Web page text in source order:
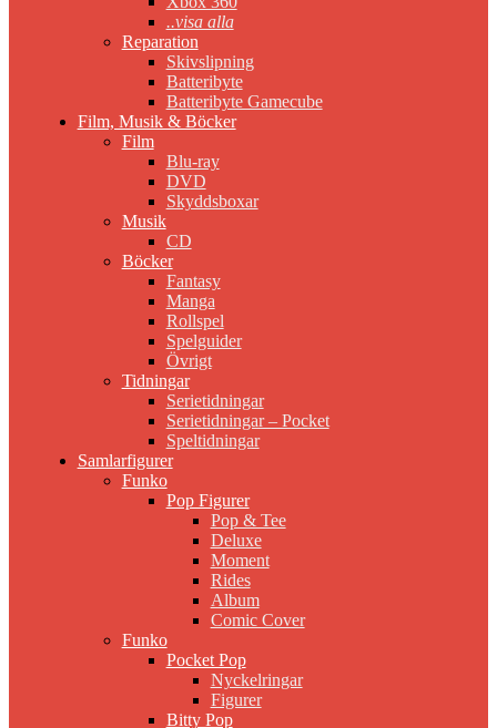
..visa alla
Reparation
Skivslipning
Batteribyte
Batteribyte Gamecube
Film, Musik & Böcker
Film
Blu-ray
DVD
Skyddsboxar
Musik
CD
Böcker
Fantasy
Manga
Rollspel
Spelguider
Övrigt
Tidningar
Serietidningar
Serietidningar – Pocket
Speltidningar
Samlarfigurer
Funko
Pop Figurer
Pop & Tee
Deluxe
Moment
Rides
Album
Comic Cover
Funko
Pocket Pop
Nyckelringar
Figurer
Bitty Pop